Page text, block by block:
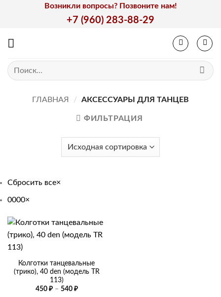
Возникли вопросы? Позвоните нам!
+7 (960) 283-88-29
Искать:
ГЛАВНАЯ / АКСЕССУАРЫ ДЛЯ ТАНЦЕВ
ФИЛЬТРАЦИЯ
Сбросить все×
0000×
Колготки танцевальные
(трико), 40 den (модель TR
113)
450 ₽ – 540 ₽Диапазон